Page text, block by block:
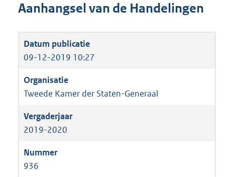
Aanhangsel van de Handelingen
09-12-2019 10:27
Tweede Kamer der Staten-Generaal
2019-2020
936